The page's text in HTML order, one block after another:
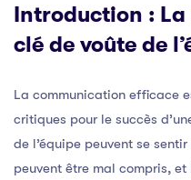
Introduction :
clé de voûte de
La communication efficace
critiques pour le succès
de l’équipe peuvent se
peuvent être mal compris,